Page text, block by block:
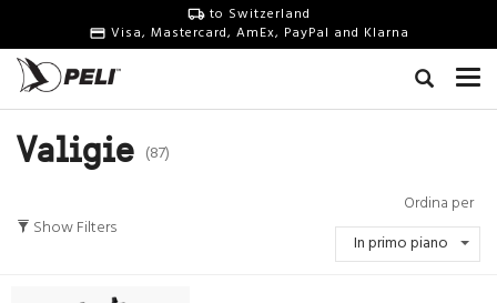
to Switzerland
Visa, Mastercard, AmEx, PayPal and Klarna
Valigie (87)
Show Filters
Ordina per
In primo piano